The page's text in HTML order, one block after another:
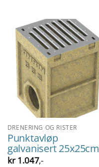
DRENERING OG RISTER
Punktavløp
galvanisert 25x25cm
kr1.047,-